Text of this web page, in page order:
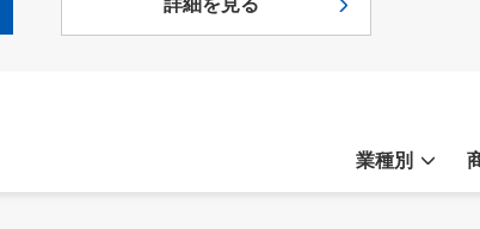
詳細を見る
業種別